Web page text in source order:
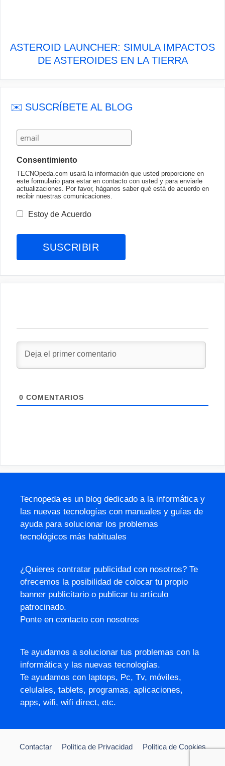
ASTEROID LAUNCHER: SIMULA IMPACTOS
DE ASTEROIDES EN LA TIERRA
✉️ SUSCRÍBETE AL BLOG
Consentimiento
TECNOpeda.com usará la información que usted proporcione en
este formulario para estar en contacto con usted y para enviarle
actualizaciones. Por favor, háganos saber qué está de acuerdo en
recibir nuestras comunicaciones.
Estoy de Acuerdo
0 COMENTARIOS
Tecnopeda es un blog dedicado a la informática y
las nuevas tecnologías con manuales y guías de
ayuda para solucionar los problemas
tecnológicos más habituales
¿Quieres contratar publicidad con nosotros? Te
ofrecemos la posibilidad de colocar tu propio
banner publicitario o publicar tu artículo
patrocinado.
Ponte en contacto con nosotros
Te ayudamos a solucionar tus problemas con la
informática y las nuevas tecnologías.
Te ayudamos con laptops, Pc, Tv, móviles,
celulales, tablets, programas, aplicaciones,
apps, wifi, wifi direct, etc.
Contactar Política de Privacidad Política de Cookies